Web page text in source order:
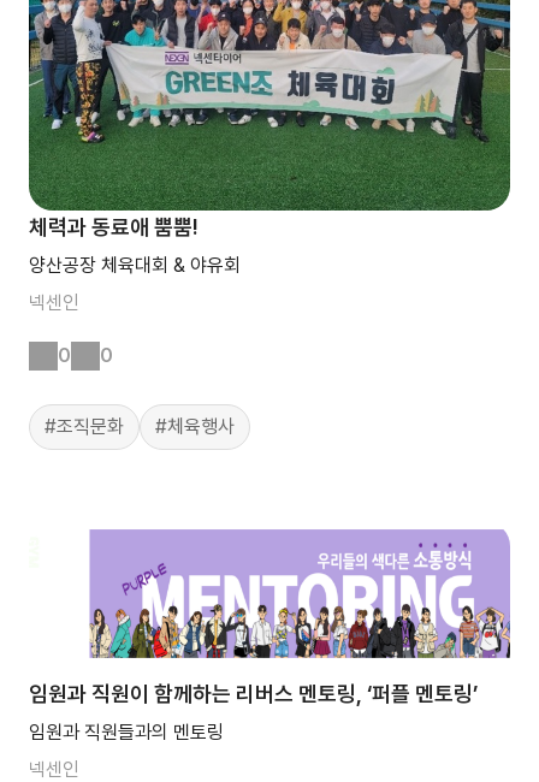
체력과 동료애 뿜뿜!
양산공장 체육대회 & 야유회
넥센인
0 0
#조직문화 #체육행사
임원과 직원이 함께하는 리버스 멘토링, ‘퍼플 멘토링’
임원과 직원들과의 멘토링
넥센인